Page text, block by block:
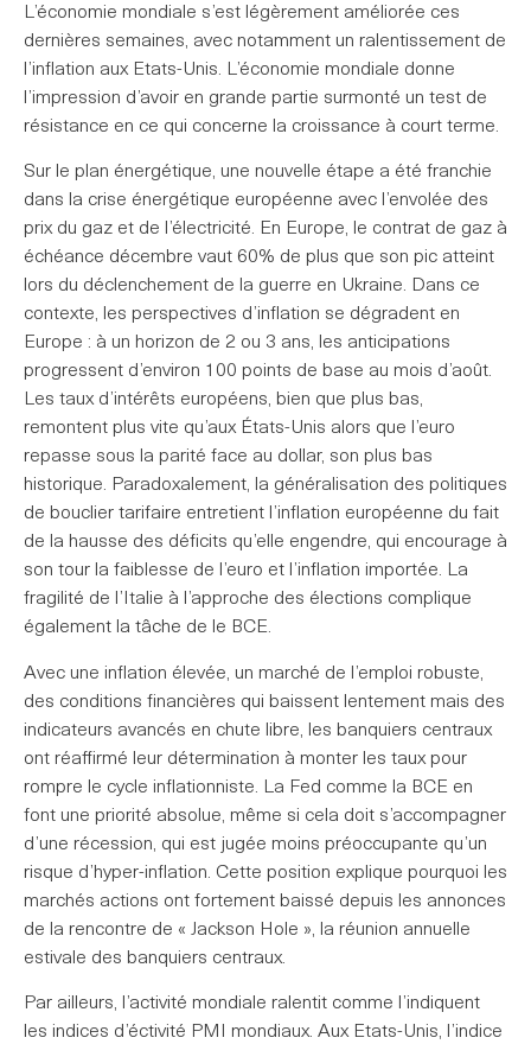
L’économie mondiale s’est légèrement améliorée ces
dernières semaines, avec notamment un ralentissement de
l’inflation aux Etats-Unis. L’économie mondiale donne
l’impression d’avoir en grande partie surmonté un test de
résistance en ce qui concerne la croissance à court terme.
Sur le plan énergétique, une nouvelle étape a été franchie
dans la crise énergétique européenne avec l’envolée des
prix du gaz et de l’électricité. En Europe, le contrat de gaz à
échéance décembre vaut 60% de plus que son pic atteint
lors du déclenchement de la guerre en Ukraine. Dans ce
contexte, les perspectives d’inflation se dégradent en
Europe : à un horizon de 2 ou 3 ans, les anticipations
progressent d’environ 100 points de base au mois d’août.
Les taux d’intérêts européens, bien que plus bas,
remontent plus vite qu’aux États-Unis alors que l’euro
repasse sous la parité face au dollar, son plus bas
historique. Paradoxalement, la généralisation des politiques
de bouclier tarifaire entretient l’inflation européenne du fait
de la hausse des déficits qu’elle engendre, qui encourage à
son tour la faiblesse de l’euro et l’inflation importée. La
fragilité de l’Italie à l’approche des élections complique
également la tâche de le BCE.
Avec une inflation élevée, un marché de l’emploi robuste,
des conditions financières qui baissent lentement mais des
indicateurs avancés en chute libre, les banquiers centraux
ont réaffirmé leur détermination à monter les taux pour
rompre le cycle inflationniste. La Fed comme la BCE en
font une priorité absolue, même si cela doit s’accompagner
d’une récession, qui est jugée moins préoccupante qu’un
risque d’hyper-inflation. Cette position explique pourquoi les
marchés actions ont fortement baissé depuis les annonces
de la rencontre de « Jackson Hole », la réunion annuelle
estivale des banquiers centraux.
Par ailleurs, l’activité mondiale ralentit comme l’indiquent
les indices d’éctivité PMI mondiaux. Aux Etats-Unis, l’indice